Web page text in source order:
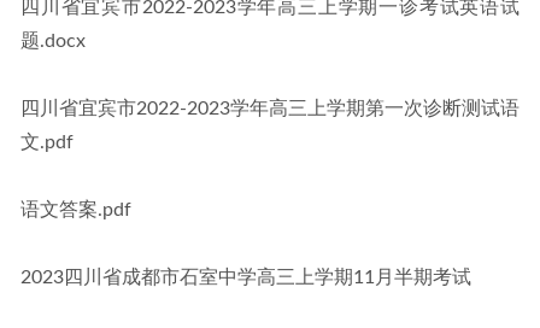
四川省宜宾市2022-2023学年高三上学期一诊考试英语试
题.docx
四川省宜宾市2022-2023学年高三上学期第一次诊断测试语
文.pdf
语文答案.pdf
2023四川省成都市石室中学高三上学期11月半期考试